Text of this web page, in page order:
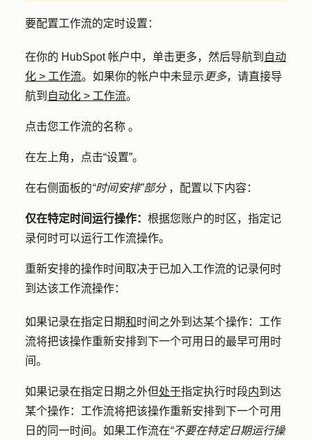
要配置工作流的定时设置：
在你的 HubSpot 帐户中，单击更多，然后导航到 自动
化 > 工作流。如果你的帐户中未显示 更多，请直接导
航到 自动化 > 工作流。
点击您工作流的名称 。
在左上角，点击“设置”。
在右侧面板的“时间安排”部分 ，配置以下内容：
仅在特定时间运行操作： 根据您账户的时区，指定记
录何时可以运行工作流操作。
重新安排的操作时间取决于已加入工作流的记录何时
到达该工作流操作：
如果记录在指定日期和 时间之外到达某个操作： 工作
流将把该操作重新安排到下一个可用日的最早可用时
间。
如果记录在指定日期之外但处于指定执行时段内到达
某个操作：工作流将把该操作重新安排到下一个可用
日的同一时间。如果工作流在“不要在特定日期运行操